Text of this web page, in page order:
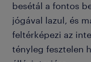
besétál a fontos
jógával lazul, és
feltérképezi az
tényleg fesztelen